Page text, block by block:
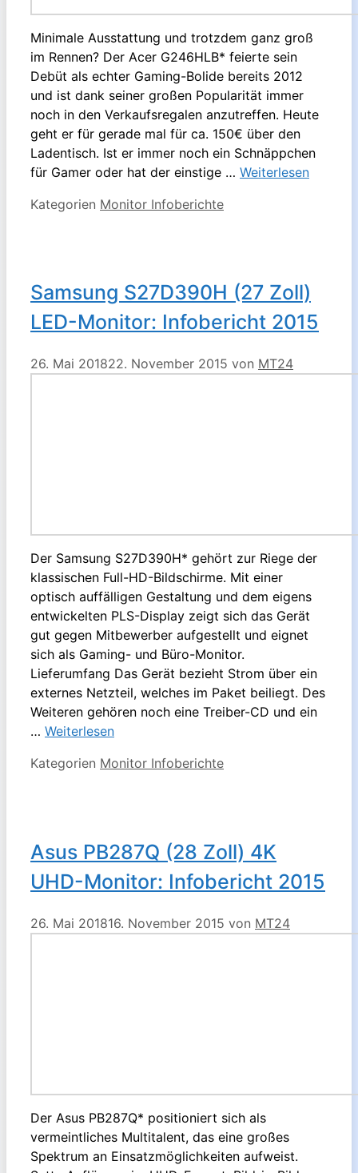
Minimale Ausstattung und trotzdem ganz groß
im Rennen? Der Acer G246HLB* feierte sein
Debüt als echter Gaming-Bolide bereits 2012
und ist dank seiner großen Popularität immer
noch in den Verkaufsregalen anzutreffen. Heute
geht er für gerade mal für ca. 150€ über den
Ladentisch. Ist er immer noch ein Schnäppchen
für Gamer oder hat der einstige … Weiterlesen
Kategorien Monitor Infoberichte
Samsung S27D390H (27 Zoll)
LED-Monitor: Infobericht 2015
26. Mai 201822. November 2015 von MT24
Der Samsung S27D390H* gehört zur Riege der
klassischen Full-HD-Bildschirme. Mit einer
optisch auffälligen Gestaltung und dem eigens
entwickelten PLS-Display zeigt sich das Gerät
gut gegen Mitbewerber aufgestellt und eignet
sich als Gaming- und Büro-Monitor.
Lieferumfang Das Gerät bezieht Strom über ein
externes Netzteil, welches im Paket beiliegt. Des
Weiteren gehören noch eine Treiber-CD und ein
… Weiterlesen
Kategorien Monitor Infoberichte
Asus PB287Q (28 Zoll) 4K
UHD-Monitor: Infobericht 2015
26. Mai 201816. November 2015 von MT24
Der Asus PB287Q* positioniert sich als
vermeintliches Multitalent, das eine großes
Spektrum an Einsatzmöglichkeiten aufweist.